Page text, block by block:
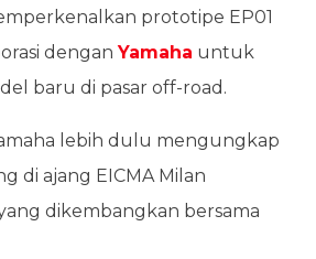
prototipe EP01
denganYamaha untuk
baru di pasar off-road.
lebih dulu mengungkap
di ajang EICMA Milan
dikembangkan bersama